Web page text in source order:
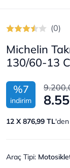
(0)
Michelin
130/60-13
%7
indirim
12 X 876,99 TL
Araç Tipi: